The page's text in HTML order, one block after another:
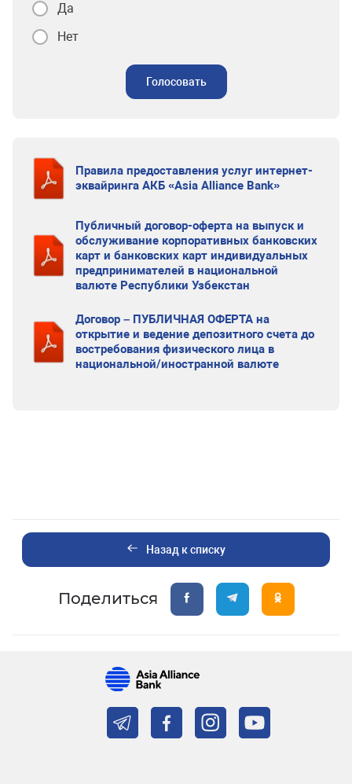
Да
Нет
Голосовать
Правила предоставления услуг интернет-
эквайринга АКБ «Asia Alliance Bank»
Публичный договор-оферта на выпуск и
обслуживание корпоративных банковских
карт и банковских карт индивидуальных
предпринимателей в национальной
валюте Республики Узбекстан
Договор – ПУБЛИЧНАЯ ОФЕРТА на
открытие и ведение депозитного счета до
востребования физического лица в
национальной/иностранной валюте
Назад к списку
Поделиться